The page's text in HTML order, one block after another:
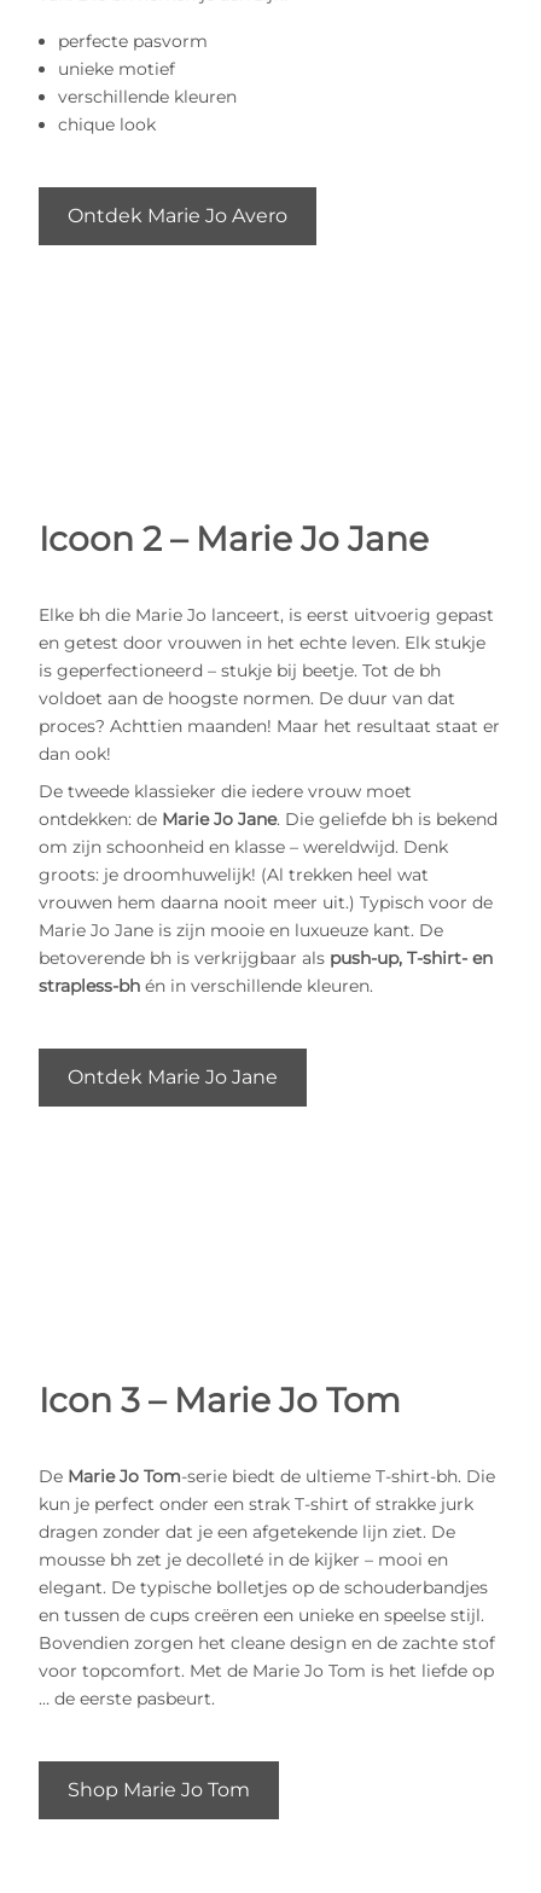
perfecte pasvorm
unieke motief
verschillende kleuren
chique look
Ontdek Marie Jo Avero
Icoon 2 – Marie Jo Jane
Elke bh die Marie Jo lanceert, is eerst uitvoerig gepast
en getest door vrouwen in het echte leven. Elk stukje
is geperfectioneerd – stukje bij beetje. Tot de bh
voldoet aan de hoogste normen. De duur van dat
proces? Achttien maanden! Maar het resultaat staat er
dan ook!
De tweede klassieker die iedere vrouw moet
ontdekken: de Marie Jo Jane. Die geliefde bh is bekend
om zijn schoonheid en klasse – wereldwijd. Denk
groots: je droomhuwelijk! (Al trekken heel wat
vrouwen hem daarna nooit meer uit.) Typisch voor de
Marie Jo Jane is zijn mooie en luxueuze kant. De
betoverende bh is verkrijgbaar als push-up, T-shirt- en
strapless-bh én in verschillende kleuren.
Ontdek Marie Jo Jane
Icon 3 – Marie Jo Tom
De Marie Jo Tom-serie biedt de ultieme T-shirt-bh. Die
kun je perfect onder een strak T-shirt of strakke jurk
dragen zonder dat je een afgetekende lijn ziet. De
mousse bh zet je decolleté in de kijker – mooi en
elegant. De typische bolletjes op de schouderbandjes
en tussen de cups creëren een unieke en speelse stijl.
Bovendien zorgen het cleane design en de zachte stof
voor topcomfort. Met de Marie Jo Tom is het liefde op
… de eerste pasbeurt.
Shop Marie Jo Tom